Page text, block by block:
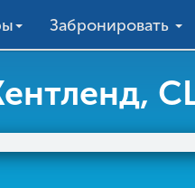
Забронировать